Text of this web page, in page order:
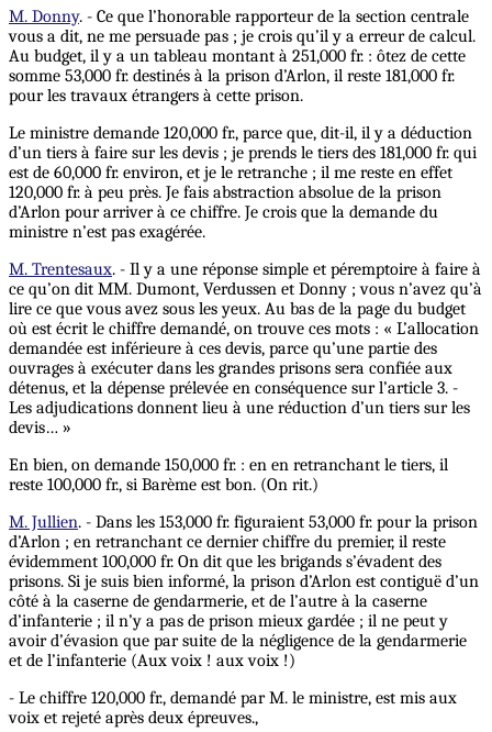
M. Donny. - Ce que l’honorable rapporteur de la section centrale
vous a dit, ne me persuade pas ; je crois qu’il y a erreur de calcul.
Au budget, il y a un tableau montant à 251,000 fr. : ôtez de cette
somme 53,000 fr. destinés à la prison d’Arlon, il reste 181,000 fr.
pour les travaux étrangers à cette prison.
Le ministre demande 120,000 fr., parce que, dit-il, il y a déduction
d’un tiers à faire sur les devis ; je prends le tiers des 181,000 fr. qui
est de 60,000 fr. environ, et je le retranche ; il me reste en effet
120,000 fr. à peu près. Je fais abstraction absolue de la prison
d’Arlon pour arriver à ce chiffre. Je crois que la demande du
ministre n’est pas exagérée.
M. Trentesaux. - Il y a une réponse simple et péremptoire à faire à
ce qu’on dit MM. Dumont, Verdussen et Donny ; vous n’avez qu’à
lire ce que vous avez sous les yeux. Au bas de la page du budget
où est écrit le chiffre demandé, on trouve ces mots : « L’allocation
demandée est inférieure à ces devis, parce qu’une partie des
ouvrages à exécuter dans les grandes prisons sera confiée aux
détenus, et la dépense prélevée en conséquence sur l’article 3. -
Les adjudications donnent lieu à une réduction d’un tiers sur les
devis… »
En bien, on demande 150,000 fr. : en en retranchant le tiers, il
reste 100,000 fr., si Barème est bon. (On rit.)
M. Jullien. - Dans les 153,000 fr. figuraient 53,000 fr. pour la prison
d’Arlon ; en retranchant ce dernier chiffre du premier, il reste
évidemment 100,000 fr. On dit que les brigands s’évadent des
prisons. Si je suis bien informé, la prison d’Arlon est contiguë d’un
côté à la caserne de gendarmerie, et de l’autre à la caserne
d’infanterie ; il n’y a pas de prison mieux gardée ; il ne peut y
avoir d’évasion que par suite de la négligence de la gendarmerie
et de l’infanterie (Aux voix ! aux voix !)
- Le chiffre 120,000 fr., demandé par M. le ministre, est mis aux
voix et rejeté après deux épreuves.,